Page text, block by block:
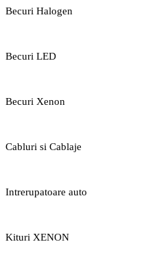
Becuri Halogen
Becuri LED
Becuri Xenon
Cabluri si Cablaje
Intrerupatoare auto
Kituri XENON